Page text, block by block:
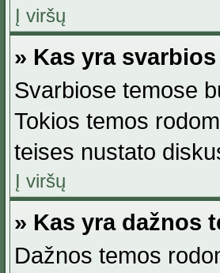
Į viršų
» Kas yra
Svarbiose temose
Tokios temos
teises nustato
Į viršų
» Kas yra dažnos
Dažnos temos